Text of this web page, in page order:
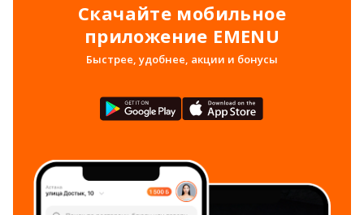
Скачайте мобильное
приложение EMENU
Быстрее, удобнее, акции и бонусы